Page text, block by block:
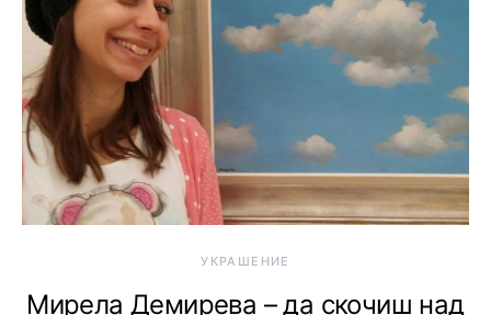
УКРАШЕНИЕ
Мирела Демирева – да скочиш над